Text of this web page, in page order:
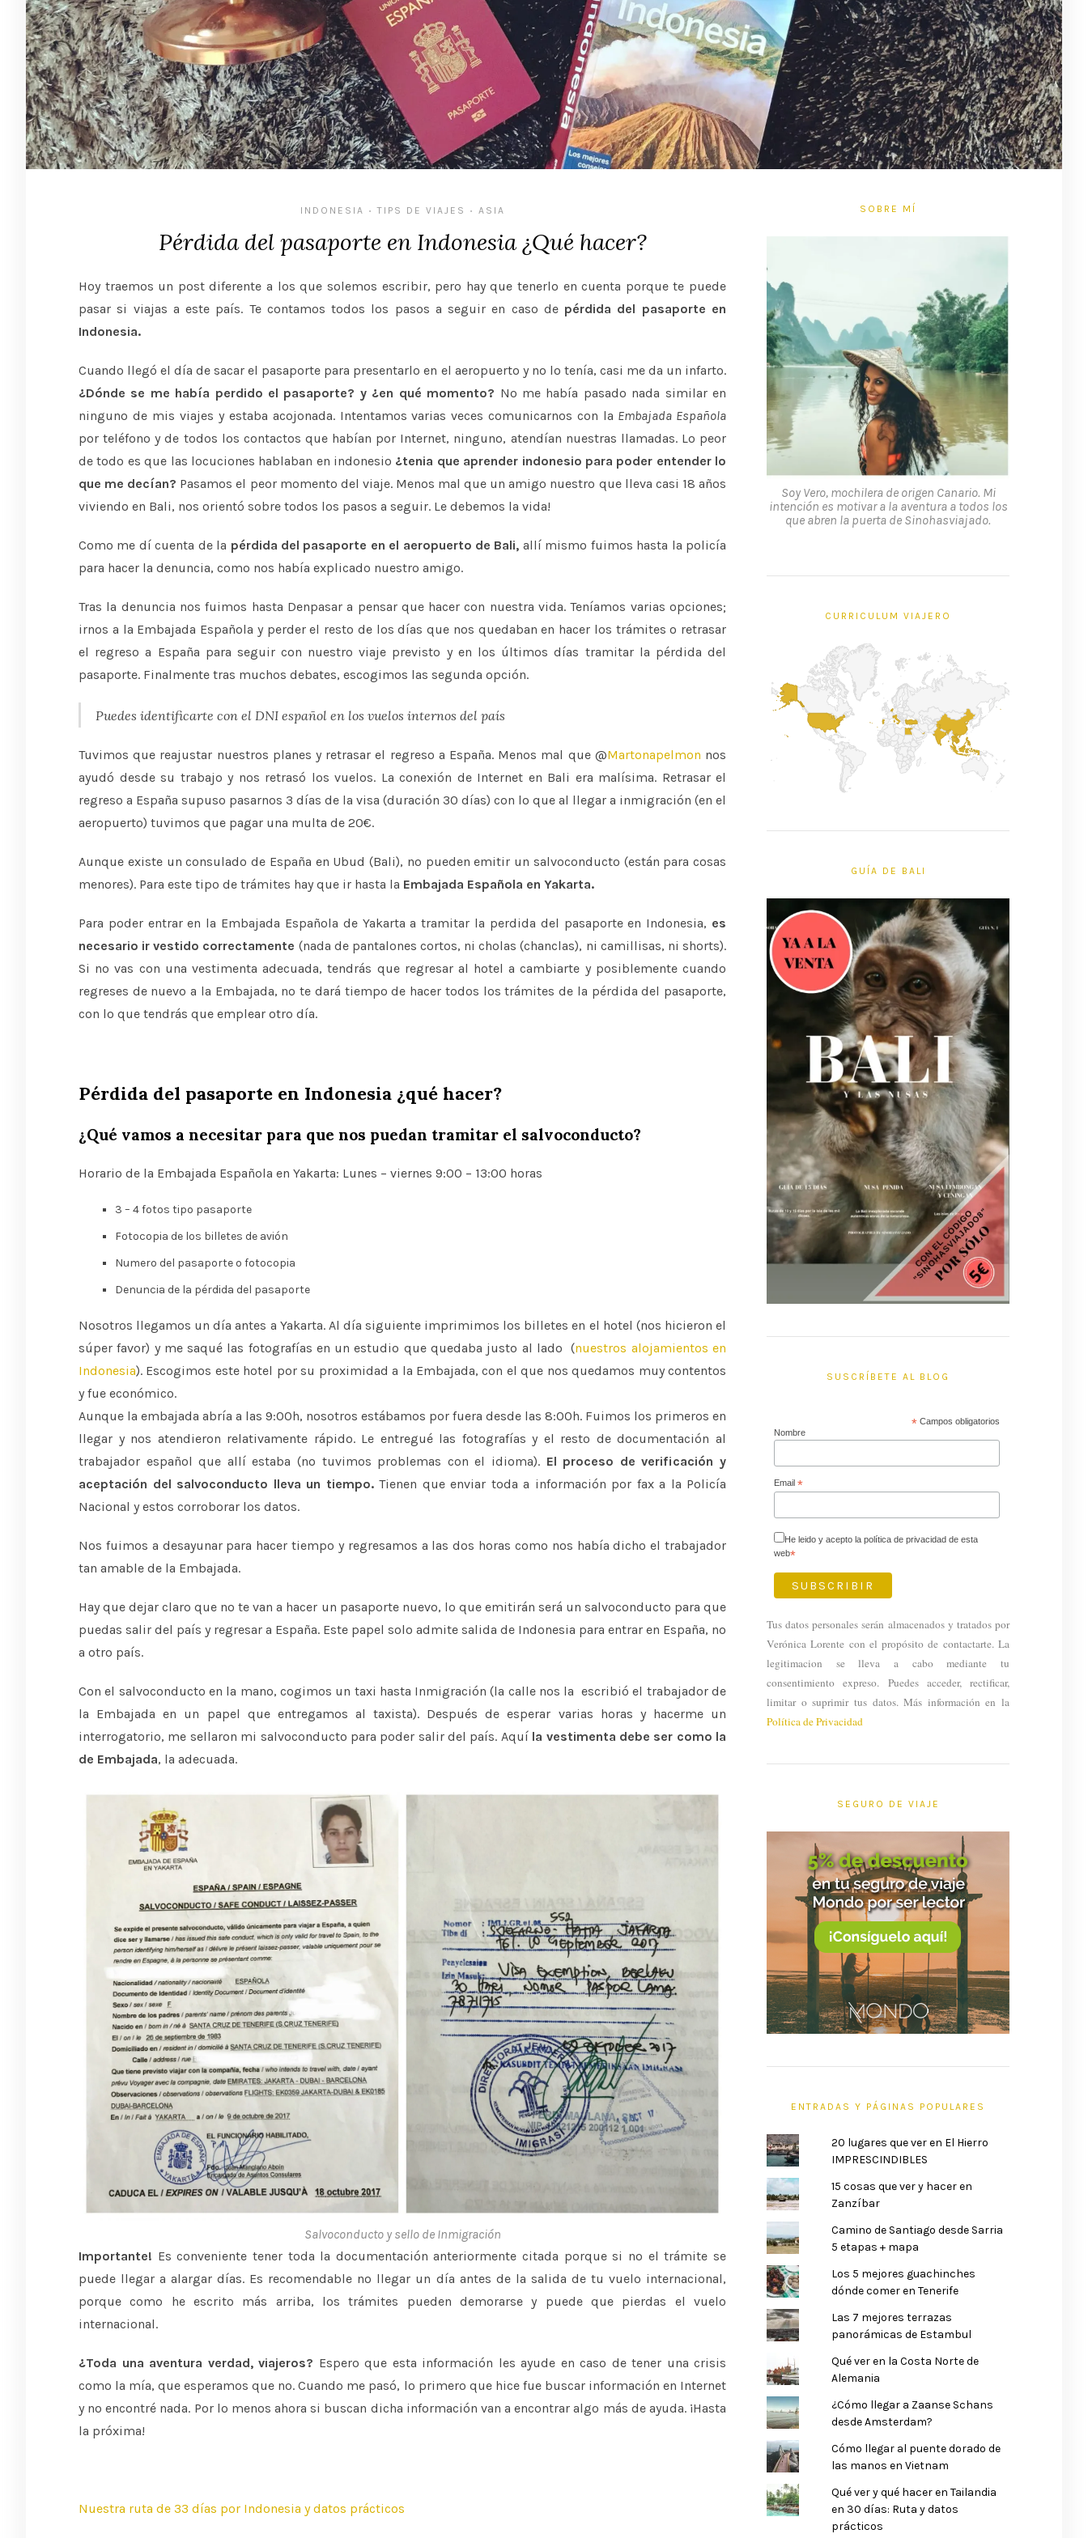
INDONESIA • TIPS DE VIAJES • ASIA
Pérdida del pasaporte en Indonesia ¿Qué hacer?
Hoy traemos un post diferente a los que solemos escribir, pero hay que tenerlo en cuenta porque te puede
pasar si viajas a este país. Te contamos todos los pasos a seguir en caso de pérdida del pasaporte en
Indonesia.
Cuando llegó el día de sacar el pasaporte para presentarlo en el aeropuerto y no lo tenía, casi me da un infarto.
¿Dónde se me había perdido el pasaporte? y ¿en qué momento? No me había pasado nada similar en
ninguno de mis viajes y estaba acojonada. Intentamos varias veces comunicarnos con la Embajada Española
por teléfono y de todos los contactos que habían por Internet, ninguno, atendían nuestras llamadas. Lo peor
de todo es que las locuciones hablaban en indonesio ¿tenia que aprender indonesio para poder entender lo
que me decían? Pasamos el peor momento del viaje. Menos mal que un amigo nuestro que lleva casi 18 años
viviendo en Bali, nos orientó sobre todos los pasos a seguir. Le debemos la vida!
Como me dí cuenta de la pérdida del pasaporte en el aeropuerto de Bali, allí mismo fuimos hasta la policía
para hacer la denuncia, como nos había explicado nuestro amigo.
Tras la denuncia nos fuimos hasta Denpasar a pensar que hacer con nuestra vida. Teníamos varias opciones;
irnos a la Embajada Española y perder el resto de los días que nos quedaban en hacer los trámites o retrasar
el regreso a España para seguir con nuestro viaje previsto y en los últimos días tramitar la pérdida del
pasaporte. Finalmente tras muchos debates, escogimos las segunda opción.
Puedes identificarte con el DNI español en los vuelos internos del país
Tuvimos que reajustar nuestros planes y retrasar el regreso a España. Menos mal que @Martonapelmon nos
ayudó desde su trabajo y nos retrasó los vuelos. La conexión de Internet en Bali era malísima. Retrasar el
regreso a España supuso pasarnos 3 días de la visa (duración 30 días) con lo que al llegar a inmigración (en el
aeropuerto) tuvimos que pagar una multa de 20€.
Aunque existe un consulado de España en Ubud (Bali), no pueden emitir un salvoconducto (están para cosas
menores). Para este tipo de trámites hay que ir hasta la Embajada Española en Yakarta.
Para poder entrar en la Embajada Española de Yakarta a tramitar la perdida del pasaporte en Indonesia, es
necesario ir vestido correctamente (nada de pantalones cortos, ni cholas (chanclas), ni camillisas, ni shorts).
Si no vas con una vestimenta adecuada, tendrás que regresar al hotel a cambiarte y posiblemente cuando
regreses de nuevo a la Embajada, no te dará tiempo de hacer todos los trámites de la pérdida del pasaporte,
con lo que tendrás que emplear otro día.
Pérdida del pasaporte en Indonesia ¿qué hacer?
¿Qué vamos a necesitar para que nos puedan tramitar el salvoconducto?
Horario de la Embajada Española en Yakarta: Lunes – viernes 9:00 – 13:00 horas
3 – 4 fotos tipo pasaporte
Fotocopia de los billetes de avión
Numero del pasaporte o fotocopia
Denuncia de la pérdida del pasaporte
Nosotros llegamos un día antes a Yakarta. Al día siguiente imprimimos los billetes en el hotel (nos hicieron el
súper favor) y me saqué las fotografías en un estudio que quedaba justo al lado (nuestros alojamientos en
Indonesia). Escogimos este hotel por su proximidad a la Embajada, con el que nos quedamos muy contentos
y fue económico.
Aunque la embajada abría a las 9:00h, nosotros estábamos por fuera desde las 8:00h. Fuimos los primeros en
llegar y nos atendieron relativamente rápido. Le entregué las fotografías y el resto de documentación al
trabajador español que allí estaba (no tuvimos problemas con el idioma). El proceso de verificación y
aceptación del salvoconducto lleva un tiempo.Tienen que enviar toda a información por fax a la Policía
Nacional y estos corroborar los datos.
Nos fuimos a desayunar para hacer tiempo y regresamos a las dos horas como nos había dicho el trabajador
tan amable de la Embajada.
Hay que dejar claro que no te van a hacer un pasaporte nuevo, lo que emitirán será un salvoconducto para que
puedas salir del país y regresar a España. Este papel solo admite salida de Indonesia para entrar en España, no
a otro país.
Con el salvoconducto en la mano, cogimos un taxi hasta Inmigración (la calle nos la escribió el trabajador de
la Embajada en un papel que entregamos al taxista). Después de esperar varias horas y hacerme un
interrogatorio, me sellaron mi salvoconducto para poder salir del país. Aquí la vestimenta debe ser como la
de Embajada, la adecuada.
Salvoconducto y sello de Inmigración
Importante! Es conveniente tener toda la documentación anteriormente citada porque si no el trámite se
puede llegar a alargar días. Es recomendable no llegar un día antes de la salida de tu vuelo internacional,
porque como he escrito más arriba, los trámites pueden demorarse y puede que pierdas el vuelo
internacional.
¿Toda una aventura verdad, viajeros? Espero que esta información les ayude en caso de tener una crisis
como la mía, que esperamos que no. Cuando me pasó, lo primero que hice fue buscar información en Internet
y no encontré nada. Por lo menos ahora si buscan dicha información van a encontrar algo más de ayuda. ¡Hasta
la próxima!
Nuestra ruta de 33 días por Indonesia y datos prácticos
SOBRE MÍ
Soy Vero, mochilera de origen Canario. Mi
intención es motivar a la aventura a todos los
que abren la puerta de Sinohasviajado.
CURRICULUM VIAJERO
GUÍA DE BALI
SUSCRÍBETE AL BLOG
* Campos obligatorios
Nombre
Email *
He leido y acepto la política de privacidad de esta
web*
Tus datos personales serán almacenados y tratados por
Verónica Lorente con el propósito de contactarte. La
legitimacion se lleva a cabo mediante tu
consentimiento expreso. Puedes acceder, rectificar,
limitar o suprimir tus datos. Más información en la
Política de Privacidad
SEGURO DE VIAJE
ENTRADAS Y PÁGINAS POPULARES
20 lugares que ver en El Hierro
IMPRESCINDIBLES
15 cosas que ver y hacer en
Zanzíbar
Camino de Santiago desde Sarria
5 etapas + mapa
Los 5 mejores guachinches
dónde comer en Tenerife
Las 7 mejores terrazas
panorámicas de Estambul
Qué ver en la Costa Norte de
Alemania
¿Cómo llegar a Zaanse Schans
desde Amsterdam?
Cómo llegar al puente dorado de
las manos en Vietnam
Qué ver y qué hacer en Tailandia
en 30 días: Ruta y datos
prácticos